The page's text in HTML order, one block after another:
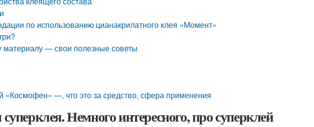
по использованию цианакрилатного клея «Момент»
материалу — свои полезные советы
«Космофен» —, что это за средство, сфера применения
Немного интересного, про суперклей